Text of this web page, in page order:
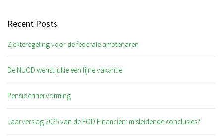
Recent Posts
Ziekteregeling voor de federale ambtenaren
De NUOD wenst jullie een fijne vakantie
Pensioenhervorming
Jaarverslag 2025 van de FOD Financiën: misleidende conclusies?